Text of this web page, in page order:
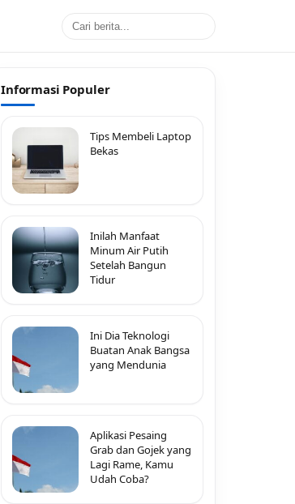
Informasi Populer
Tips Membeli Laptop
Bekas
Inilah Manfaat
Minum Air Putih
Setelah Bangun
Tidur
Ini Dia Teknologi
Buatan Anak Bangsa
yang Mendunia
Aplikasi Pesaing
Grab dan Gojek yang
Lagi Rame, Kamu
Udah Coba?